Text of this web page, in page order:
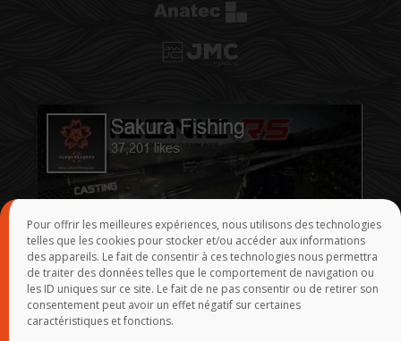
Pour offrir les meilleures expériences, nous utilisons des technologies
telles que les cookies pour stocker et/ou accéder aux informations
des appareils. Le fait de consentir à ces technologies nous permettra
de traiter des données telles que le comportement de navigation ou
les ID uniques sur ce site. Le fait de ne pas consentir ou de retirer son
consentement peut avoir un effet négatif sur certaines
caractéristiques et fonctions.